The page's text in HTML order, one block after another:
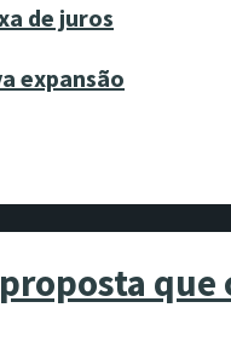
de juros
expansão